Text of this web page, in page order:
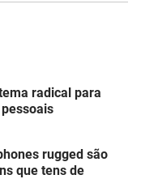
radical para
rugged são
que tens de